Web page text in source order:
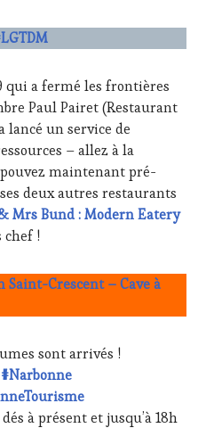
qui a fermé les frontières
Paul Pairet (Restaurant
lancé un service de
– allez à la
maintenant pré-
deux autres restaurants
Mrs Bund : Modern Eatery
chef !
Saint-Crescent – Cave à
sont arrivés !
#Narbonne
à présent et jusqu’à 18h